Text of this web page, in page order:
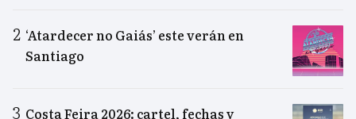
‘Atardecer no Gaiás’ este verán en
Santiago
Costa Feira 2026: cartel, fechas y